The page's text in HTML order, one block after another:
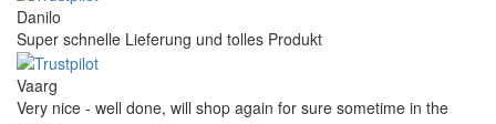
Danilo
Super schnelle Lieferung und tolles Produkt
Vaarg
Very nice - well done, will shop again for sure sometime in the